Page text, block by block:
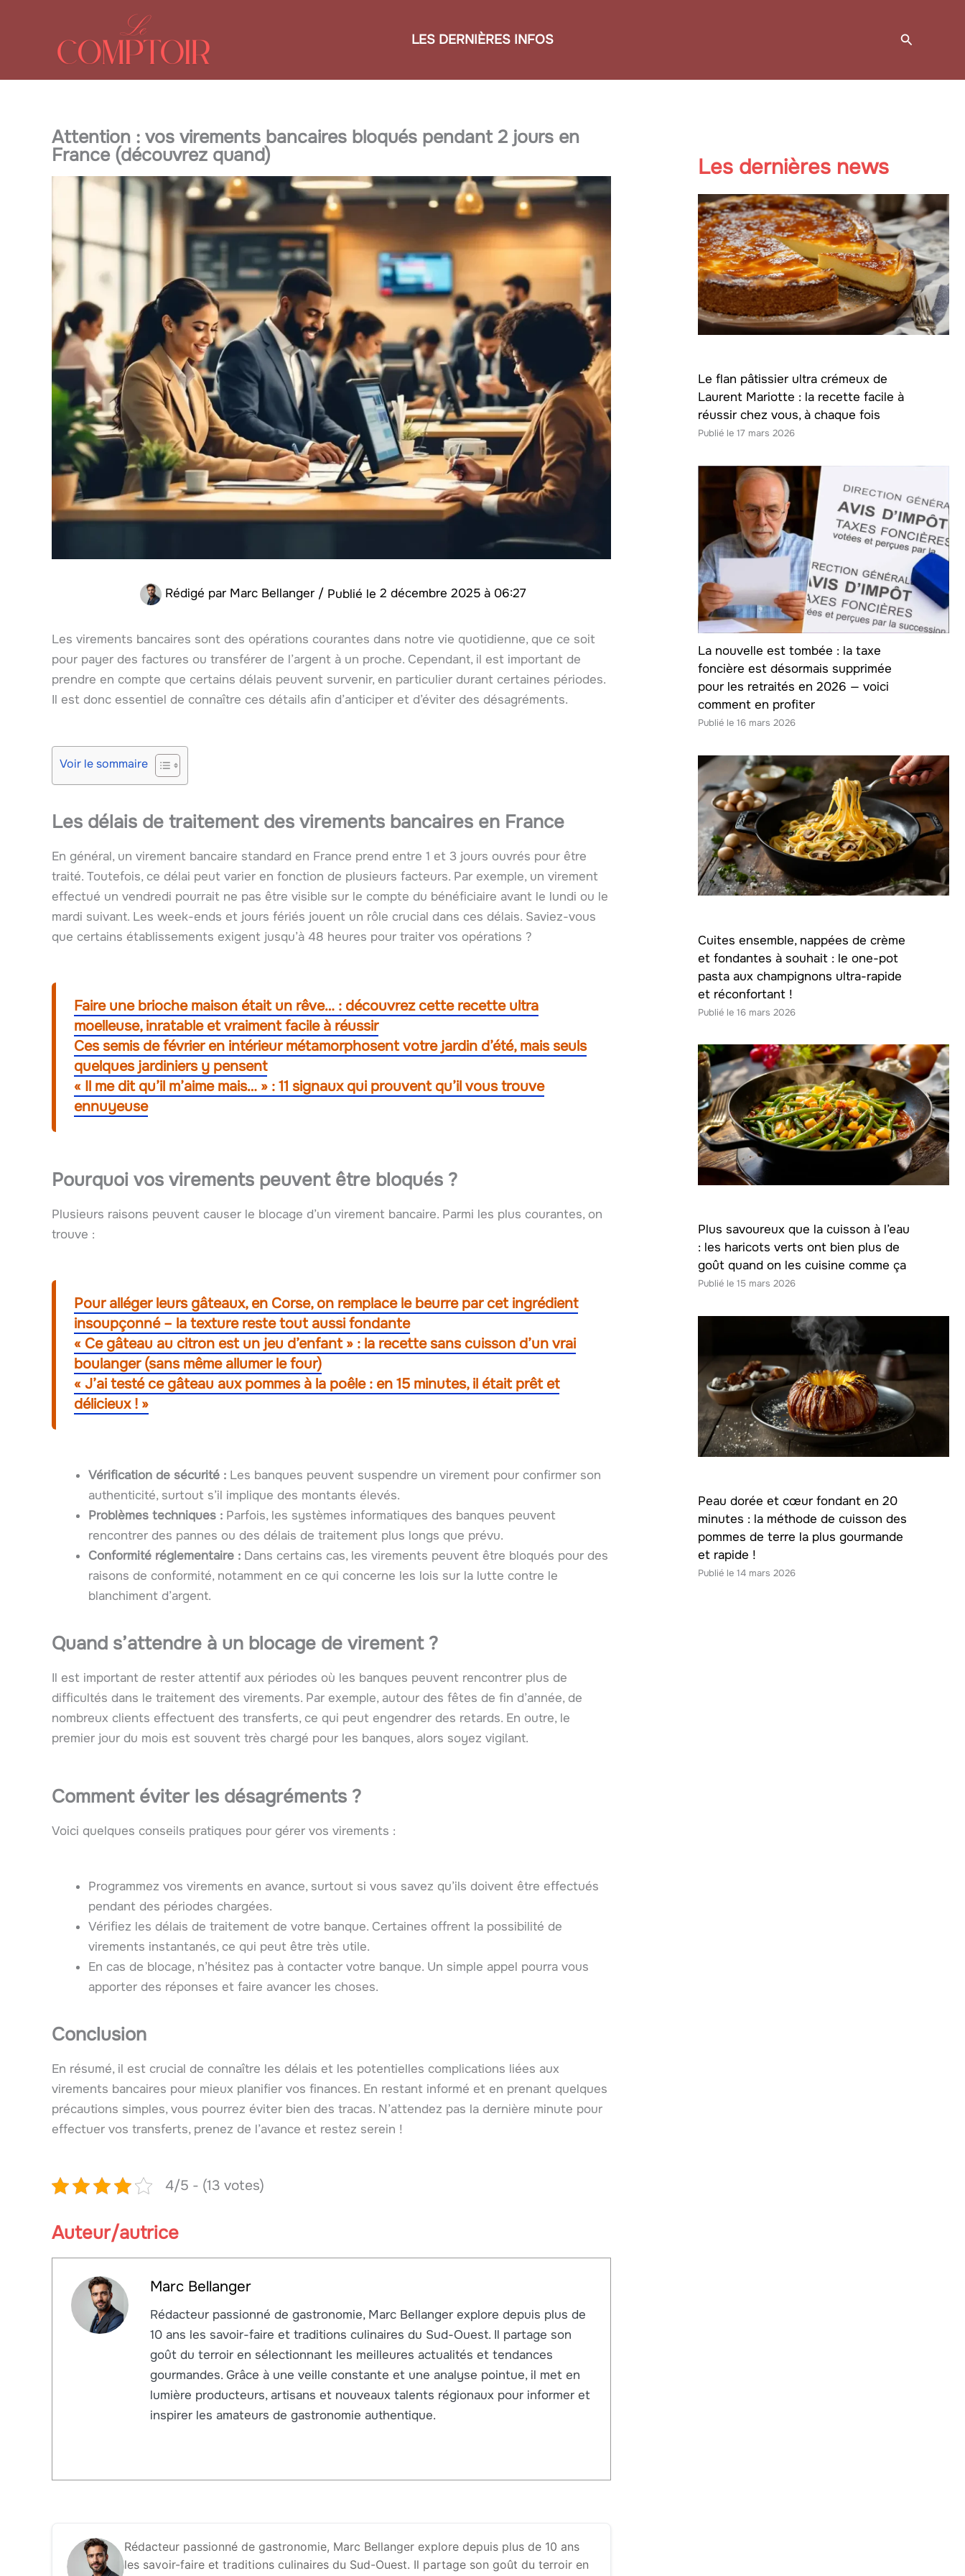
LES DERNIÈRES INFOS
Attention : vos virements bancaires bloqués pendant 2 jours en
France (découvrez quand)
Rédigé par Marc Bellanger / 2 décembre 2025 à 06:27
Les virements bancaires sont des opérations courantes dans notre vie quotidienne, que ce soit
pour payer des factures ou transférer de l’argent à un proche. Cependant, il est important de
prendre en compte que certains délais peuvent survenir, en particulier durant certaines périodes.
Il est donc essentiel de connaître ces détails afin d’anticiper et d’éviter des désagréments.
Voir le sommaire
Les délais de traitement des virements bancaires en France
En général, un virement bancaire standard en France prend entre 1 et 3 jours ouvrés pour être
traité. Toutefois, ce délai peut varier en fonction de plusieurs facteurs. Par exemple, un virement
effectué un vendredi pourrait ne pas être visible sur le compte du bénéficiaire avant le lundi ou le
mardi suivant. Les week-ends et jours fériés jouent un rôle crucial dans ces délais. Saviez-vous
que certains établissements exigent jusqu’à 48 heures pour traiter vos opérations ?
Faire une brioche maison était un rêve… : découvrez cette recette ultra
moelleuse, inratable et vraiment facile à réussir
Ces semis de février en intérieur métamorphosent votre jardin d’été, mais seuls
quelques jardiniers y pensent
« Il me dit qu’il m’aime mais… » : 11 signaux qui prouvent qu’il vous trouve
ennuyeuse
Pourquoi vos virements peuvent être bloqués ?
Plusieurs raisons peuvent causer le blocage d’un virement bancaire. Parmi les plus courantes, on
trouve :
Pour alléger leurs gâteaux, en Corse, on remplace le beurre par cet ingrédient
insoupçonné – la texture reste tout aussi fondante
« Ce gâteau au citron est un jeu d’enfant » : la recette sans cuisson d’un vrai
boulanger (sans même allumer le four)
« J’ai testé ce gâteau aux pommes à la poêle : en 15 minutes, il était prêt et
délicieux ! »
Vérification de sécurité : Les banques peuvent suspendre un virement pour confirmer son
authenticité, surtout s’il implique des montants élevés.
Problèmes techniques : Parfois, les systèmes informatiques des banques peuvent
rencontrer des pannes ou des délais de traitement plus longs que prévu.
Conformité réglementaire : Dans certains cas, les virements peuvent être bloqués pour des
raisons de conformité, notamment en ce qui concerne les lois sur la lutte contre le
blanchiment d’argent.
Quand s’attendre à un blocage de virement ?
Il est important de rester attentif aux périodes où les banques peuvent rencontrer plus de
difficultés dans le traitement des virements. Par exemple, autour des fêtes de fin d’année, de
nombreux clients effectuent des transferts, ce qui peut engendrer des retards. En outre, le
premier jour du mois est souvent très chargé pour les banques, alors soyez vigilant.
Comment éviter les désagréments ?
Voici quelques conseils pratiques pour gérer vos virements :
Programmez vos virements en avance, surtout si vous savez qu’ils doivent être effectués
pendant des périodes chargées.
Vérifiez les délais de traitement de votre banque. Certaines offrent la possibilité de
virements instantanés, ce qui peut être très utile.
En cas de blocage, n’hésitez pas à contacter votre banque. Un simple appel pourra vous
apporter des réponses et faire avancer les choses.
Conclusion
En résumé, il est crucial de connaître les délais et les potentielles complications liées aux
virements bancaires pour mieux planifier vos finances. En restant informé et en prenant quelques
précautions simples, vous pourrez éviter bien des tracas. N’attendez pas la dernière minute pour
effectuer vos transferts, prenez de l’avance et restez serein !
4/5 - (13 votes)
Auteur/autrice
Marc Bellanger
Rédacteur passionné de gastronomie, Marc Bellanger explore depuis plus de
10 ans les savoir-faire et traditions culinaires du Sud-Ouest. Il partage son
goût du terroir en sélectionnant les meilleures actualités et tendances
gourmandes. Grâce à une veille constante et une analyse pointue, il met en
lumière producteurs, artisans et nouveaux talents régionaux pour informer et
inspirer les amateurs de gastronomie authentique.
Rédacteur passionné de gastronomie, Marc Bellanger explore depuis plus de 10 ans
les savoir-faire et traditions culinaires du Sud-Ouest. Il partage son goût du terroir en
Les dernières news
Le flan pâtissier ultra crémeux de
Laurent Mariotte : la recette facile à
réussir chez vous, à chaque fois
17 mars 2026
La nouvelle est tombée : la taxe
foncière est désormais supprimée
pour les retraités en 2026 — voici
comment en profiter
16 mars 2026
Cuites ensemble, nappées de crème
et fondantes à souhait : le one-pot
pasta aux champignons ultra-rapide
et réconfortant !
16 mars 2026
Plus savoureux que la cuisson à l’eau
: les haricots verts ont bien plus de
goût quand on les cuisine comme ça
15 mars 2026
Peau dorée et cœur fondant en 20
minutes : la méthode de cuisson des
pommes de terre la plus gourmande
et rapide !
14 mars 2026